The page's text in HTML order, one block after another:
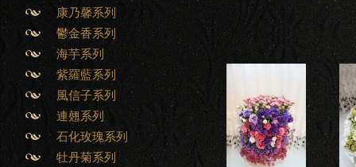
康乃馨系列
鬱金香系列
海芋系列
紫羅藍系列
風信子系列
連翹系列
石化玫瑰系列
牡丹菊系列